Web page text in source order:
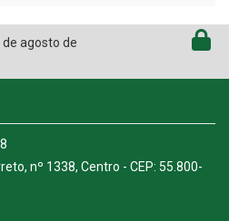
de agosto de
nº 1338, Centro - CEP: 55.800-